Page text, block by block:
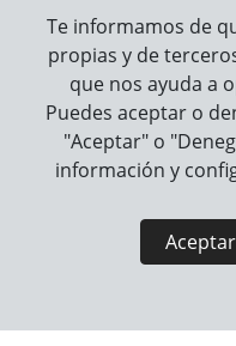
Sobre Nosotros
Contacto
Información
Cómo trabajamos
Aviso Legal
Te informamos de
propias y de
que nos ayuda a
Puedes aceptar o
"Aceptar" o
información y
Aceptar